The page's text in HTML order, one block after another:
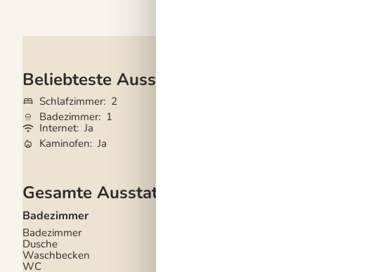
Beliebteste Ausstattungen
Schlafzimmer 2
Badezimmer 1
Internet Ja
Kaminofen Ja
Gesamte Ausstattung
Badezimmer
Badezimmer
Dusche
Waschbecken
WC